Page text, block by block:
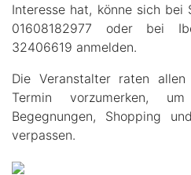
Interesse hat, könne sich bei
01608182977 oder bei
32406619 anmelden.
Die Veranstalter raten
Termin vorzumerken,
Begegnungen, Shopping
verpassen.